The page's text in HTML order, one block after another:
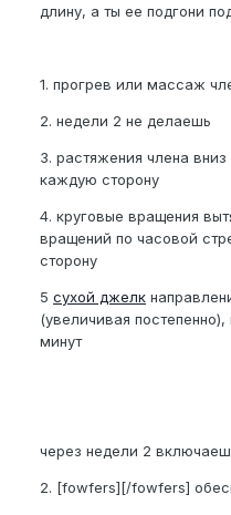
длину, а ты ее подгони
1. прогрев или массаж
2. недели 2 не делаешь
3. растяжения члена
каждую сторону
4. круговые вращения
вращений по часовой
сторону
5 сухой джелк
(увеличивая
минут
через недели 2
2. [fowfers][/fowfers]